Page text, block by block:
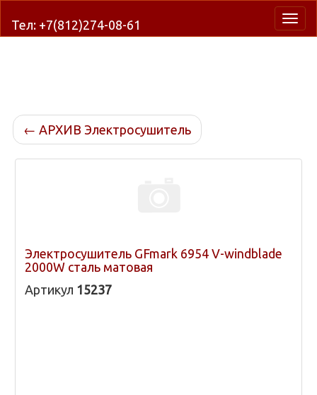
Тел: +7(812)274-08-61
← АРХИВ Электросушитель
Электросушитель GFmark 6954 V-windblade
2000W сталь матовая
Артикул 15237